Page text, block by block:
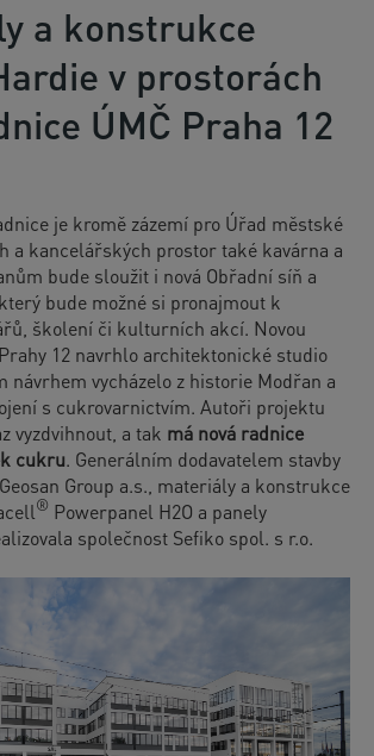
a konstrukce
v prostorách
ÚMČ Praha 12
je kromě zázemí pro Úřad městské
a kancelářských prostor také kavárna a
bude sloužit i nová Obřadní síň a
bude možné si pronajmout k
školení či kulturních akcí. Novou
12 navrhlo architektonické studio
návrhem vycházelo z historie Modřan a
s cukrovarnictvím. Autoři projektu
vyzdvihnout, a tak má nová radnice
cukru. Generálním dodavatelem stavby
Group a.s., materiály a konstrukce
® Powerpanel H2O a panely
společnost Sefiko spol. s r.o.